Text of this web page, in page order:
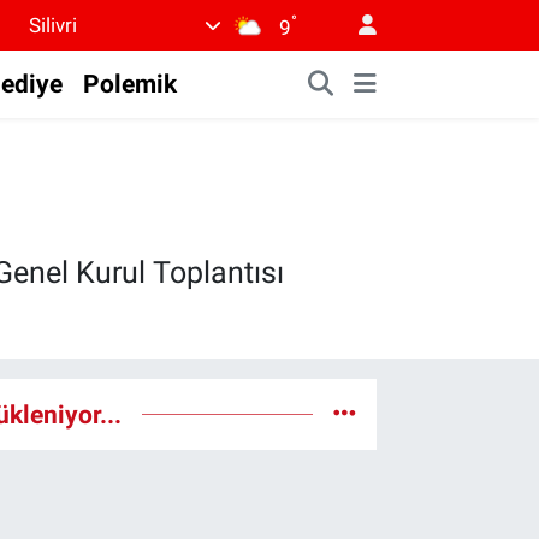
Silivri 9°
Polemik
Kurul Toplantısı